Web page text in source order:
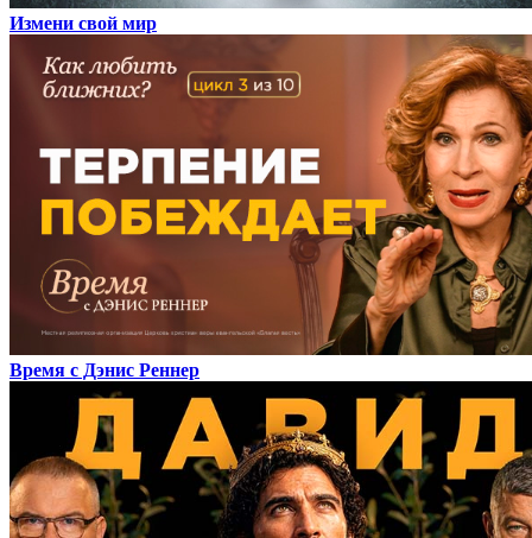
Измени свой мир
Время с Дэнис Реннер